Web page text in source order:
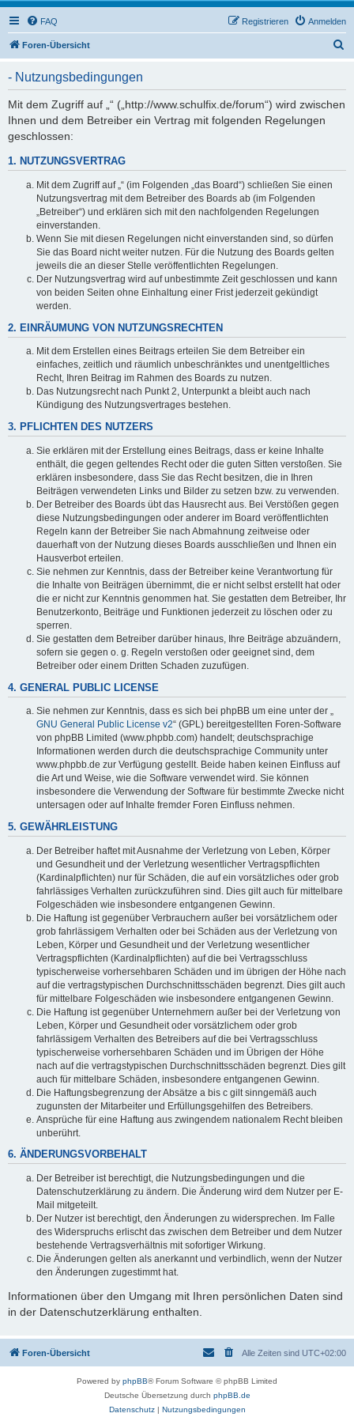
FAQ Anmelden
Registrieren
Foren-Übersicht
- Nutzungsbedingungen
Mit dem Zugriff auf „“ („http://www.schulfix.de/forum“) wird zwischen
Ihnen und dem Betreiber ein Vertrag mit folgenden Regelungen
geschlossen:
1. NUTZUNGSVERTRAG
Mit dem Zugriff auf „“ (im Folgenden „das Board“) schließen Sie einen
Nutzungsvertrag mit dem Betreiber des Boards ab (im Folgenden
„Betreiber“) und erklären sich mit den nachfolgenden Regelungen
einverstanden.
Wenn Sie mit diesen Regelungen nicht einverstanden sind, so dürfen
Sie das Board nicht weiter nutzen. Für die Nutzung des Boards gelten
jeweils die an dieser Stelle veröffentlichten Regelungen.
Der Nutzungsvertrag wird auf unbestimmte Zeit geschlossen und kann
von beiden Seiten ohne Einhaltung einer Frist jederzeit gekündigt
werden.
2. EINRÄUMUNG VON NUTZUNGSRECHTEN
Mit dem Erstellen eines Beitrags erteilen Sie dem Betreiber ein
einfaches, zeitlich und räumlich unbeschränktes und unentgeltliches
Recht, Ihren Beitrag im Rahmen des Boards zu nutzen.
Das Nutzungsrecht nach Punkt 2, Unterpunkt a bleibt auch nach
Kündigung des Nutzungsvertrages bestehen.
3. PFLICHTEN DES NUTZERS
Sie erklären mit der Erstellung eines Beitrags, dass er keine Inhalte
enthält, die gegen geltendes Recht oder die guten Sitten verstoßen. Sie
erklären insbesondere, dass Sie das Recht besitzen, die in Ihren
Beiträgen verwendeten Links und Bilder zu setzen bzw. zu verwenden.
Der Betreiber des Boards übt das Hausrecht aus. Bei Verstößen gegen
diese Nutzungsbedingungen oder anderer im Board veröffentlichten
Regeln kann der Betreiber Sie nach Abmahnung zeitweise oder
dauerhaft von der Nutzung dieses Boards ausschließen und Ihnen ein
Hausverbot erteilen.
Sie nehmen zur Kenntnis, dass der Betreiber keine Verantwortung für
die Inhalte von Beiträgen übernimmt, die er nicht selbst erstellt hat oder
die er nicht zur Kenntnis genommen hat. Sie gestatten dem Betreiber, Ihr
Benutzerkonto, Beiträge und Funktionen jederzeit zu löschen oder zu
sperren.
Sie gestatten dem Betreiber darüber hinaus, Ihre Beiträge abzuändern,
sofern sie gegen o. g. Regeln verstoßen oder geeignet sind, dem
Betreiber oder einem Dritten Schaden zuzufügen.
4. GENERAL PUBLIC LICENSE
Sie nehmen zur Kenntnis, dass es sich bei phpBB um eine unter der „
GNU General Public License v2“ (GPL) bereitgestellten Foren-Software
von phpBB Limited (www.phpbb.com) handelt; deutschsprachige
Informationen werden durch die deutschsprachige Community unter
www.phpbb.de zur Verfügung gestellt. Beide haben keinen Einfluss auf
die Art und Weise, wie die Software verwendet wird. Sie können
insbesondere die Verwendung der Software für bestimmte Zwecke nicht
untersagen oder auf Inhalte fremder Foren Einfluss nehmen.
5. GEWÄHRLEISTUNG
Der Betreiber haftet mit Ausnahme der Verletzung von Leben, Körper
und Gesundheit und der Verletzung wesentlicher Vertragspflichten
(Kardinalpflichten) nur für Schäden, die auf ein vorsätzliches oder grob
fahrlässiges Verhalten zurückzuführen sind. Dies gilt auch für mittelbare
Folgeschäden wie insbesondere entgangenen Gewinn.
Die Haftung ist gegenüber Verbrauchern außer bei vorsätzlichem oder
grob fahrlässigem Verhalten oder bei Schäden aus der Verletzung von
Leben, Körper und Gesundheit und der Verletzung wesentlicher
Vertragspflichten (Kardinalpflichten) auf die bei Vertragsschluss
typischerweise vorhersehbaren Schäden und im übrigen der Höhe nach
auf die vertragstypischen Durchschnittsschäden begrenzt. Dies gilt auch
für mittelbare Folgeschäden wie insbesondere entgangenen Gewinn.
Die Haftung ist gegenüber Unternehmern außer bei der Verletzung von
Leben, Körper und Gesundheit oder vorsätzlichem oder grob
fahrlässigem Verhalten des Betreibers auf die bei Vertragsschluss
typischerweise vorhersehbaren Schäden und im Übrigen der Höhe
nach auf die vertragstypischen Durchschnittsschäden begrenzt. Dies gilt
auch für mittelbare Schäden, insbesondere entgangenen Gewinn.
Die Haftungsbegrenzung der Absätze a bis c gilt sinngemäß auch
zugunsten der Mitarbeiter und Erfüllungsgehilfen des Betreibers.
Ansprüche für eine Haftung aus zwingendem nationalem Recht bleiben
unberührt.
6. ÄNDERUNGSVORBEHALT
Der Betreiber ist berechtigt, die Nutzungsbedingungen und die
Datenschutzerklärung zu ändern. Die Änderung wird dem Nutzer per E-
Mail mitgeteilt.
Der Nutzer ist berechtigt, den Änderungen zu widersprechen. Im Falle
des Widerspruchs erlischt das zwischen dem Betreiber und dem Nutzer
bestehende Vertragsverhältnis mit sofortiger Wirkung.
Die Änderungen gelten als anerkannt und verbindlich, wenn der Nutzer
den Änderungen zugestimmt hat.
Informationen über den Umgang mit Ihren persönlichen Daten sind
in der Datenschutzerklärung enthalten.
Foren-Übersicht Alle Zeiten sind UTC+02:00
Powered by phpBB® Forum Software © phpBB Limited
Deutsche Übersetzung durch phpBB.de
Datenschutz| Nutzungsbedingungen